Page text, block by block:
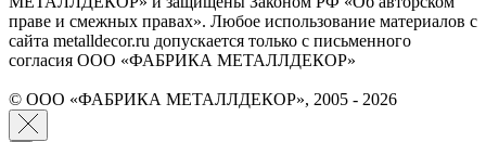
праве и смежных правах». Любое использование материалов с
сайта metalldecor.ru допускается только с письменного
согласия ООО «ФАБРИКА МЕТАЛЛДЕКОР»
© ООО «ФАБРИКА МЕТАЛЛДЕКОР», 2005 - 2026